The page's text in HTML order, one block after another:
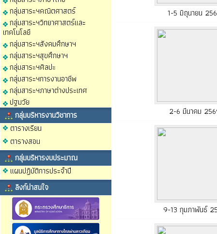
กลุ่มสาระฯคณิตศาสตร์
กลุ่มสาระฯวิทยาศาสตร์และ
เทคโนโลยี
กลุ่มสาระฯสังคมศึกษาฯ
กลุ่มสาระฯสุขศึกษาฯ
กลุ่มสาระฯศิลปะ
กลุ่มสาระฯการงานอาชีพ
กลุ่มสาระฯภาษาต่างประเทศ
ปฐมวัย
กลุ่มบริหารงานวิชาการ
ตารางเรียน
ตารางสอน
กลุ่มบริหารงบประมาณ
แผนปฏิบัติการประจำปี
ลิงก์น่าสนใจ
1-5 มิถุนายน
2-6 มีนาคม
9-13 กุมภาพันธ์